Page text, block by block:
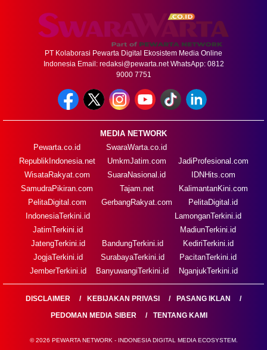
PT Kolaborasi Pewarta Digital Ekosistem Media Online
Indonesia Email: redaksi@pewarta.netWhatsApp: 0812
9000 7751
MEDIA NETWORK
Pewarta.co.id
RepublikIndonesia.net
WisataRakyat.com
SamudraPikiran.com
PelitaDigital.com
SwaraWarta.co.id
UmkmJatim.com
SuaraNasional.id
Tajam.net
GerbangRakyat.com
JadiProfesional.com
IDNHits.com
KalimantanKini.com
PelitaDigital.id
IndonesiaTerkini.id
JatimTerkini.id
JatengTerkini.id
JogjaTerkini.id
JemberTerkini.id
BandungTerkini.id
SurabayaTerkini.id
BanyuwangiTerkini.id
LamonganTerkini.id
MadiunTerkini.id
KediriTerkini.id
PacitanTerkini.id
NganjukTerkini.id
DISCLAIMER KEBIJAKAN PRIVASI
PASANG IKLAN
PEDOMAN MEDIA SIBER
TENTANG KAMI
© 2026 PEWARTA NETWORK - INDONESIA DIGITAL MEDIA ECOSYSTEM.